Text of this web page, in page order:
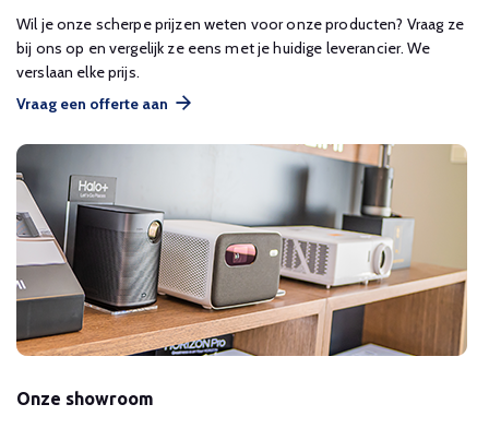
Wil je onze scherpe prijzen weten voor onze producten? Vraag ze
bij ons op en vergelijk ze eens met je huidige leverancier. We
verslaan elke prijs.
Vraag een offerte aan
Onze showroom